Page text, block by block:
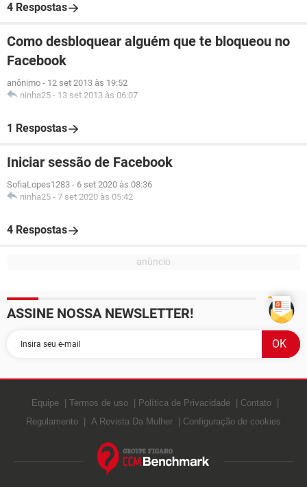
4 Respostas
Como desbloquear alguém que te bloqueou no
Facebook
anônimo - 12 set 2013 às 19:52
ninha25 - 13 set 2013 às 06:07
1 Respostas
Iniciar sessão de Facebook
SofiaLopes1283 - 6 set 2020 às 08:36
ninha25 - 7 set 2020 às 05:42
4 Respostas
ASSINE NOSSA NEWSLETTER!
Equipe Termos de uso Política de Privacidade
Contato
Regulamento
A Revista Da Mulher Configuração de cookies